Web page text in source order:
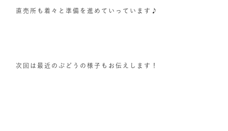
直売所も着々と準備を進めていっています♪
次回は最近のぶどうの様子もお伝えします！